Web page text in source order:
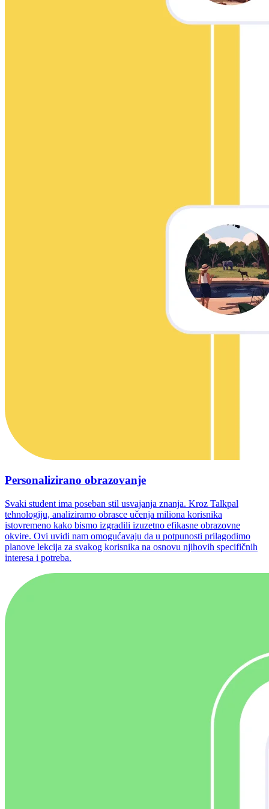
Personalizirano obrazovanje
Svaki student ima poseban stil usvajanja znanja. Kroz Talkpal
tehnologiju, analiziramo obrasce učenja miliona korisnika
istovremeno kako bismo izgradili izuzetno efikasne obrazovne
okvire. Ovi uvidi nam omogućavaju da u potpunosti prilagodimo
planove lekcija za svakog korisnika na osnovu njihovih specifičnih
interesa i potreba.